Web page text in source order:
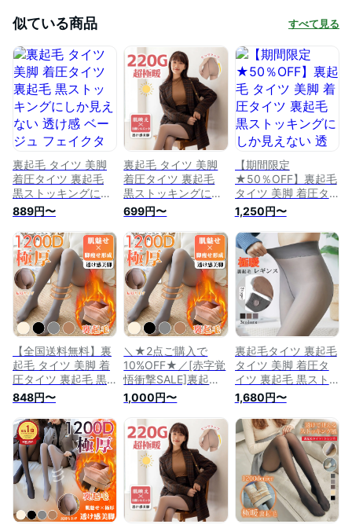
似ている商品 すべて見る
裏起毛 タイツ 美脚
着圧タイツ 裏起毛
黒ストッキングにし
か見えない 透け感
ベージュ フェイクタ
イツ 大きいサイズ
レギンス 暖か フェ
イクストッキング 着
圧 裏起毛タイツ 肌
色 暖かい 細見え 防
寒 保温 冬 超伸び ス
トレッチ ヌードスキ
ンタイツ
889円〜
裏起毛 タイツ 美脚
着圧タイツ 裏起毛
黒ストッキングにし
か見えない 透け感
ベージュ フェイクタ
イツ 大きいサイズ
レギンス 暖か フェ
イクストッキング 着
圧 裏起毛タイツ 肌
色 暖かい 細見え 防
寒 保温 冬 超伸び ス
トレッチ ヌードスキ
ンタイツ
699円〜
【期間限定
★50％OFF】裏起毛
タイツ 美脚 着圧タ
イツ 裏起毛 黒スト
ッキングにしか見え
ない 透け感 ベージ
ュ フェイクタイツ
大きいサイズ レギン
ス 暖か フェイクス
トッキング 着圧 裏
起毛タイツ 肌色 暖
かい 細見え 防寒 保
温 冬 超伸び ストレ
ッチ ヌードスキンタ
イツ
1,250円〜
【全国送料無料】裏
起毛 タイツ 美脚 着
圧タイツ 裏起毛 黒
ストッキングにしか
見えない 透け感 フ
ェイクタイツ 暖か
フェイクストッキン
グ 着圧 裏起毛タイ
ツ 肌色 防寒 保温 冬
超伸び ストレッチ
ヌードスキンタイツ
848円〜
＼★2点ご購入で
10%OFF★／[赤字覚
悟衝撃SALE]裏起毛
タイツ 美脚 着圧タ
イツ 裏起毛 黒スト
ッキングにしか見え
ない 透け感 フェイ
クタイツ 暖か フェ
イクストッキング 着
圧 裏起毛タイツ 肌
色 防寒 保温 冬 超伸
び ストレッチ ヌー
ドスキンタイツ
1,000円〜
裏起毛タイツ 裏起毛
タイツ 美脚 着圧タ
イツ 裏起毛 黒スト
ッキングにしか見え
ない 透け感 フェイ
クタイツ 大きいサイ
ズ レギンス お腹周
りまで暖かい ハイウ
ェスト 暖か 着圧 肌
色 防寒 保温 冬 超伸
び ストレッチ ヌー
ドスキンタイツ
1,680円〜